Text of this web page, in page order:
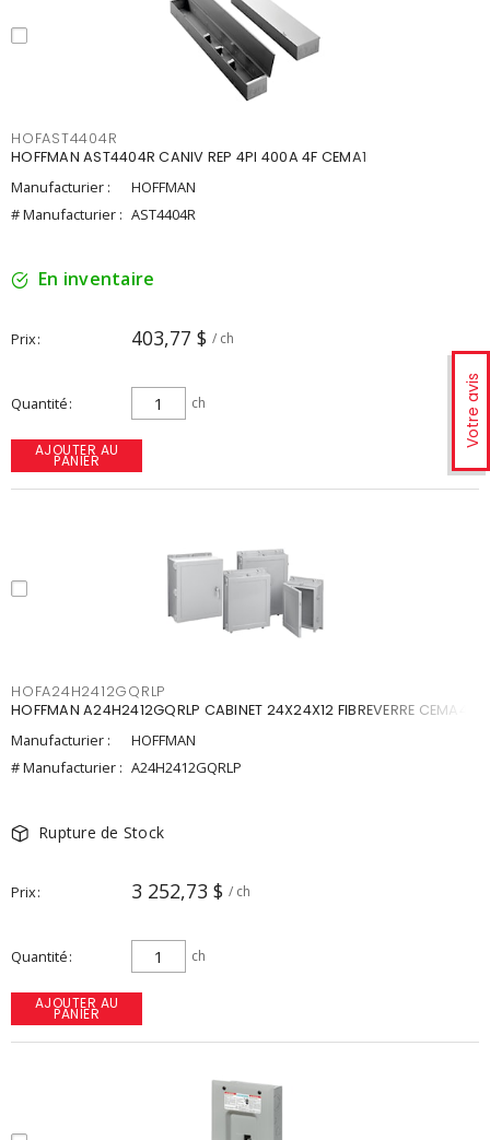
Votre avis
HOFAST4404R
HOFFMAN AST4404R CANIV REP 4PI 400A 4F CEMA1
Manufacturier :
HOFFMAN
# Manufacturier : AST4404R
En inventaire
Prix 403,77 $ / ch
Quantité ch
AJOUTER AU
PANIER
HOFA24H2412GQRLP
HOFFMAN A24H2412GQRLP CABINET 24X24X12 FIBREVERRE CEMA4X
Manufacturier :
HOFFMAN
# Manufacturier : A24H2412GQRLP
Rupture de Stock
Prix 3 252,73 $ / ch
Quantité ch
AJOUTER AU
PANIER